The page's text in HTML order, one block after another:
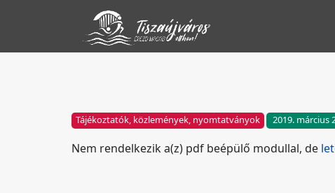
Tájékoztatók, közlemények, nyomtatványok 2019. március
Nem rendelkezik a(z) pdf beépülő modullal, de